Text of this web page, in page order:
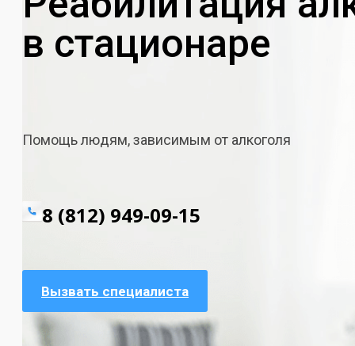
в стационаре
Помощь людям, зависимым от алкоголя
8 (812) 949-09-15
Вызвать специалиста